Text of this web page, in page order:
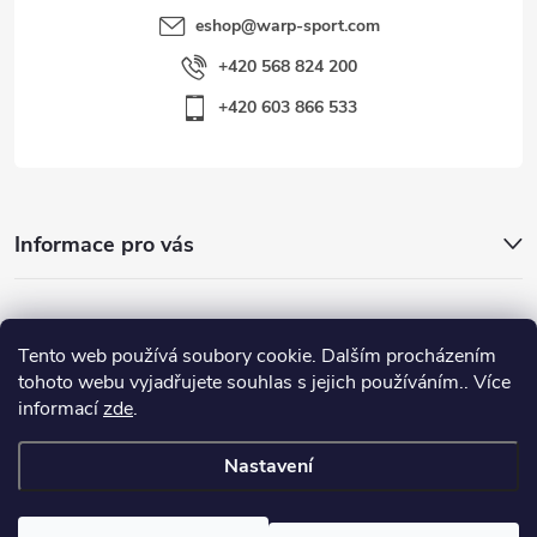
Tento web používá soubory cookie. Dalším procházením
tohoto webu vyjadřujete souhlas s jejich používáním.. Více
informacízde.
Nastavení
eshop@warp-sport.com
+420 568 824 200
+420 603 866 533
Informace pro vás
Nejhledanější
Důležité odkazy
Warp-Sport.com. Všechna práva vyhrazena.